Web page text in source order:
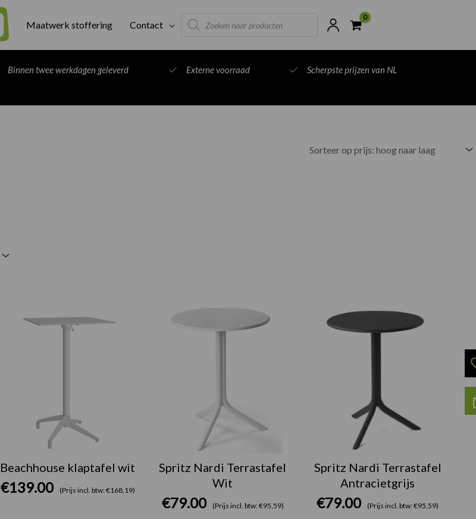
Maatwerk stoffering Contact
Products
search
Binnen twee werkdagen geleverd Externe voorraad Scherpste prijzen van NL
Beachhouse klaptafel wit
€139.00 (Prijs incl. btw: €168,19)
Spritz Nardi Terrastafel
Wit
€79.00 (Prijs incl. btw: €95,59)
Spritz Nardi Terrastafel
Antracietgrijs
€79.00 (Prijs incl. btw: €95,59)